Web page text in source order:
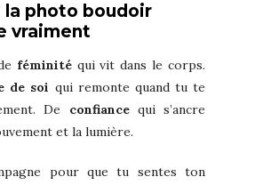
la photo boudoir
vraiment
féminitéqui vit dans le corps.
de soi qui remonte quand tu te
De confiancequi s’ancre
et la lumière.
pour que tu sentes ton